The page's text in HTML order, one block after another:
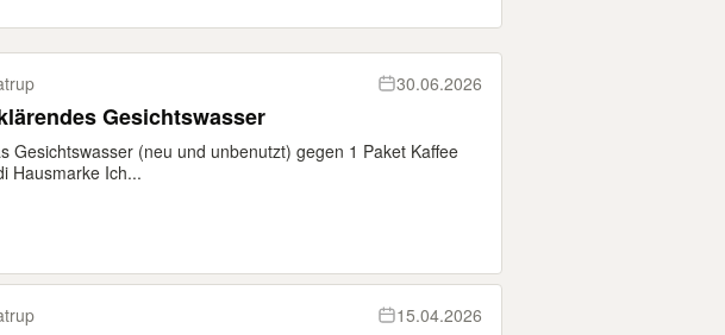
30.06.2026
Gesichtswasser
Gesichtswasser (neu und unbenutzt) gegen 1 Paket Kaffee
Hausmarke Ich...
15.04.2026